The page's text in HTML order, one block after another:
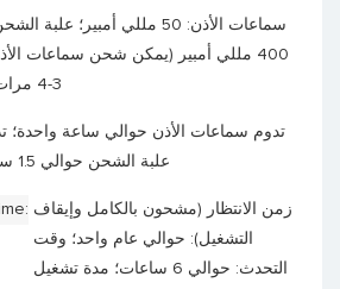
سماعات الأذن: 50 مللي أمبير؛ علبة
400 مللي أمبير (يمكن شحن سماعات
3-4 مرات)
تدوم سماعات الأذن حوالي ساعة واحدة؛
علبة الشحن حوالي 1.5 ساعة
زمن الانتظار (مشحون بالكامل وإيقاف
التشغيل): حوالي عام واحد؛ وقت
التحدث: حوالي 6 ساعات؛ مدة تشغيل